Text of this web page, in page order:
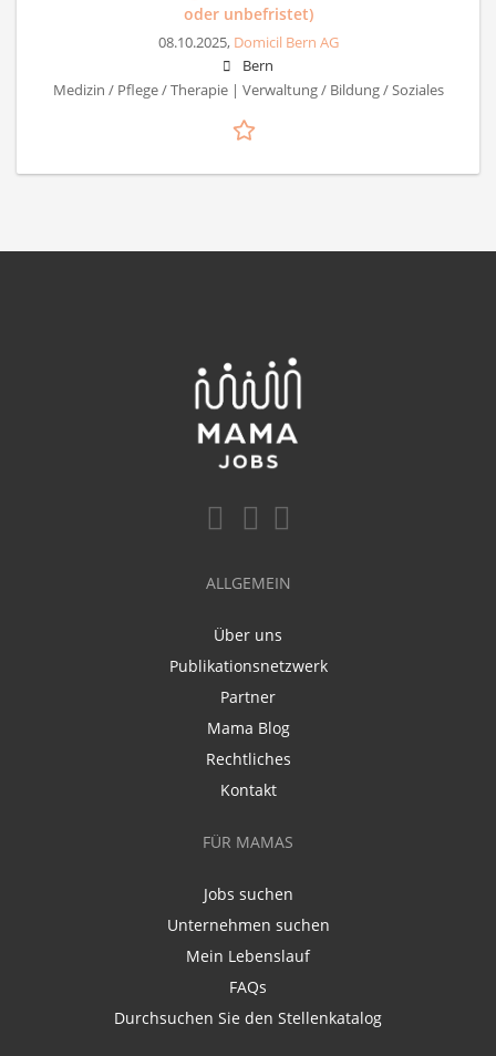
oder unbefristet)
08.10.2025, Domicil Bern AG
Bern
Medizin / Pflege / Therapie | Verwaltung / Bildung / Soziales
ALLGEMEIN
Über uns
Publikationsnetzwerk
Partner
Mama Blog
Rechtliches
Kontakt
FÜR MAMAS
Jobs suchen
Unternehmen suchen
Mein Lebenslauf
FAQs
Durchsuchen Sie den Stellenkatalog